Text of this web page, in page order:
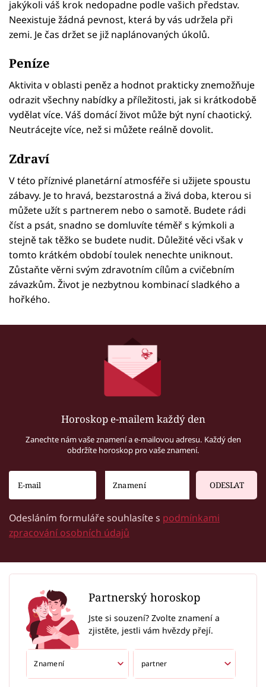
jakýkoli váš krok nedopadne podle vašich představ.
Neexistuje žádná pevnost, která by vás udržela při
zemi. Je čas držet se již naplánovaných úkolů.
Peníze
Aktivita v oblasti peněz a hodnot prakticky znemožňuje
odrazit všechny nabídky a příležitosti, jak si krátkodobě
vydělat více. Váš domácí život může být nyní chaotický.
Neutrácejte více, než si můžete reálně dovolit.
Zdraví
V této příznivé planetární atmosféře si užijete spoustu
zábavy. Je to hravá, bezstarostná a živá doba, kterou si
můžete užít s partnerem nebo o samotě. Budete rádi
číst a psát, snadno se domluvíte téměř s kýmkoli a
stejně tak těžko se budete nudit. Důležité věci však v
tomto krátkém období toulek nenechte uniknout.
Zůstaňte věrni svým zdravotním cílům a cvičebním
závazkům. Život je nezbytnou kombinací sladkého a
hořkého.
Horoskop e-mailem každý den
Zanechte nám vaše znamení a e-mailovou adresu. Každý den
obdržíte horoskop pro vaše znamení.
ODESLAT
Odesláním formuláře souhlasíte s podmínkami
zpracování osobních údajů
Partnerský horoskop
Jste si souzení? Zvolte znamení a
zjistěte, jestli vám hvězdy přejí.